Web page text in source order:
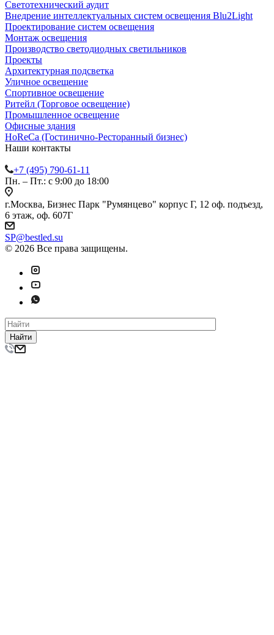
Светотехнический аудит
Внедрение интеллектуальных систем освещения Blu2Light
Проектирование систем освещения
Монтаж освещения
Производство светодиодных светильников
Проекты
Архитектурная подсветка
Уличное освещение
Спортивное освещение
Ритейл (Торговое освещение)
Промышленное освещение
Офисные здания
HoReCa (Гостинично-Ресторанный бизнес)
Наши контакты
+7 (495) 790-61-11
Пн. – Пт.: с 9:00 до 18:00
г.Москва, Бизнес Парк "Румянцево" корпус Г, 12 оф. подъезд,
6 этаж, оф. 607Г
SP@bestled.su
© 2026 Все права защищены.
Найти